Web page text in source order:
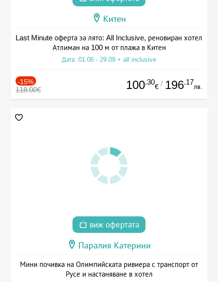
Китен
Last Minute оферта за лято: All Inclusive, реновиран хотел
Атлиман на 100 м от плажа в Китен
Дата: 01.06 - 29.09 + all inclusive
-15%
118.00€ 100.30
€ / 196.17
лв.
виж офертата
Паралия Катерини
Мини почивка на Олимпийската ривиера с транспорт от
Русе и настаняване в хотел